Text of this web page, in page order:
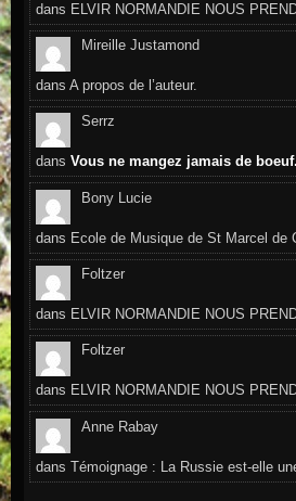
dans ELVIR NORMANDIE NOUS
Mireille Justamond
dansA propos de l’auteur.
Serrz
dansVous ne mangez jamais de
Bony Lucie
dans Ecole de Musique de St Marcel de
Foltzer
dans ELVIR NORMANDIE NOUS
Foltzer
dans ELVIR NORMANDIE NOUS
Anne Rabay
dansTémoignage : La Russie est-elle